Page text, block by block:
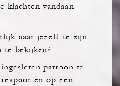
klachten vandaan
naar jezelf te zijn
te bekijken?
patroon te
en op een